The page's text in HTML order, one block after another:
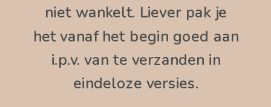
niet wankelt. Liever pak je
het vanaf het begin goed aan
i.p.v. van te verzanden in
eindeloze versies.